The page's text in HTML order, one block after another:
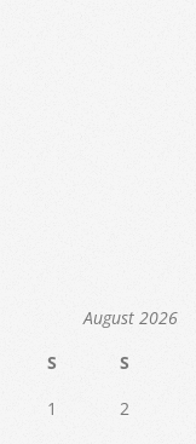
August 2026
S
S
1
2